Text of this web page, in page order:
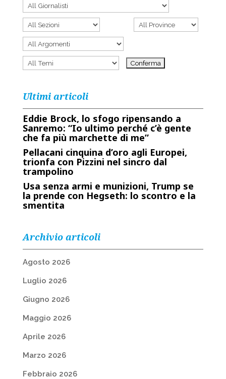
Ultimi articoli
Eddie Brock, lo sfogo ripensando a
Sanremo: “Io ultimo perché c’è gente
che fa più marchette di me”
Pellacani cinquina d’oro agli Europei,
trionfa con Pizzini nel sincro dal
trampolino
Usa senza armi e munizioni, Trump se
la prende con Hegseth: lo scontro e la
smentita
Archivio articoli
Agosto 2026
Luglio 2026
Giugno 2026
Maggio 2026
Aprile 2026
Marzo 2026
Febbraio 2026